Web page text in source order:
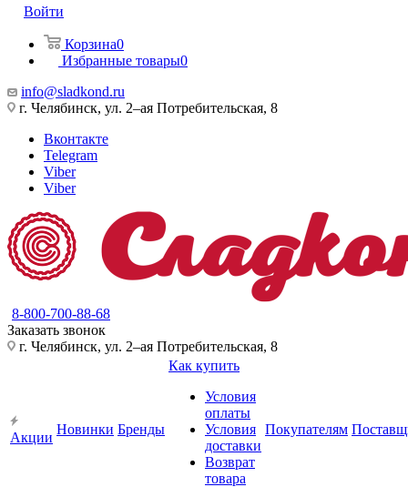
Войти
Корзина0
Избранные товары0
info@sladkond.ru
г. Челябинск, ул. 2–ая Потребительская, 8
Вконтакте
Telegram
Viber
Viber
8-800-700-88-68
Заказать звонок
г. Челябинск, ул. 2–ая Потребительская, 8
Акции
Новинки Бренды
Как купить
Условия
оплаты
Условия
доставки
Возврат
товара
Покупателям